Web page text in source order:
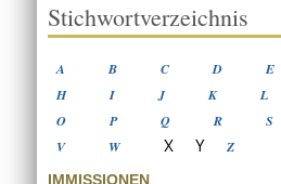
Stichwortverzeichnis
A B C D E
H
I J K L
O
P Q R S
V
W X Y Z
IMMISSIONEN